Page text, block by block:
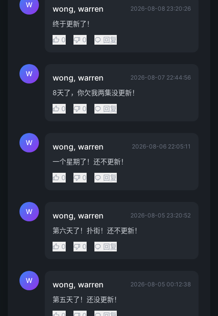
W wong, warren 2026-08-08 23:20:26
终于更新了！
0
0 回复
W wong, warren 2026-08-07 22:44:56
8天了，你欠我两集没更新！
0
0 回复
W wong, warren 2026-08-06 22:05:11
一个星期了！还不更新！
0
0 回复
W wong, warren 2026-08-05 23:20:52
第六天了！扑街！还不更新！
0
0 回复
W wong, warren 2026-08-05 00:12:38
第五天了！还没更新！